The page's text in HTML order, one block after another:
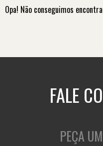
Opa! Não conseguimos
FALE
PEÇA